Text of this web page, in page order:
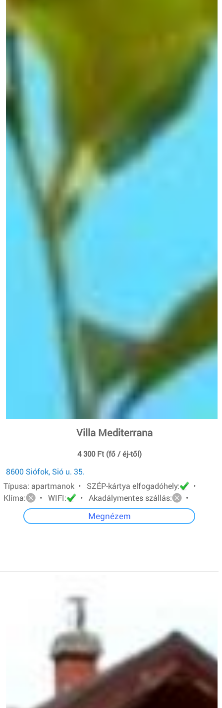
Villa Mediterrana
4 300 Ft (fő / éj-től)
8600 Siófok, Sió u. 35.
Típusa: apartmanok • SZÉP-kártya elfogadóhely:
•
Klíma:
• WIFI: • Akadálymentes szállás: •
Megnézem